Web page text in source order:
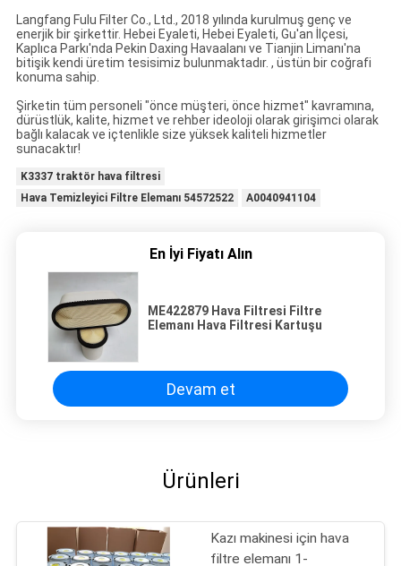
Langfang Fulu Filter Co., Ltd., 2018 yılında kurulmuş genç ve
enerjik bir şirkettir. Hebei Eyaleti, Hebei Eyaleti, Gu'an İlçesi,
Kaplıca Parkı'nda Pekin Daxing Havaalanı ve Tianjin Limanı'na
bitişik kendi üretim tesisimiz bulunmaktadır. , üstün bir coğrafi
konuma sahip.
Şirketin tüm personeli "önce müşteri, önce hizmet" kavramına,
dürüstlük, kalite, hizmet ve rehber ideoloji olarak girişimci olarak
bağlı kalacak ve içtenlikle size yüksek kaliteli hizmetler
sunacaktır!
K3337 traktör hava filtresi
Hava Temizleyici Filtre Elemanı 54572522
A0040941104
En İyi Fiyatı Alın
ME422879 Hava Filtresi Filtre
Elemanı Hava Filtresi Kartuşu
Devam et
Ürünleri
Kazı makinesi için hava
filtre elemanı 1-